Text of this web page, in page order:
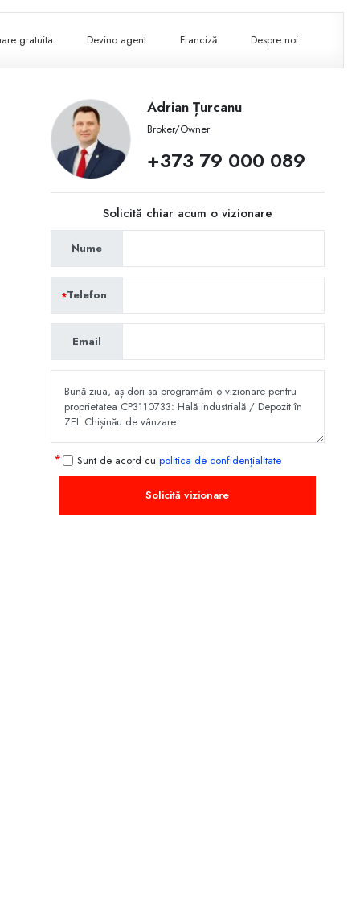
gratuita Devino agent Franciză Despre noi
Adrian Țurcanu
Broker/Owner
+373 79 000 089
Solicită chiar acum o vizionare
Nume
Telefon
Email
Sunt de acord cu politica de confidențialitate
Solicită vizionare